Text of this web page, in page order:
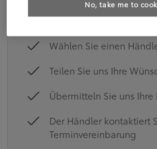
neuen
Wählen Sie einen
Teilen Sie uns Ihre
Übermitteln Sie uns
Der Händler kontaktiert
Terminvereinbarung
No, take me to